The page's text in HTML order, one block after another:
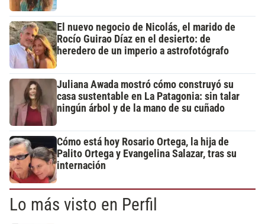
El nuevo negocio de Nicolás, el marido de
Rocío Guirao Díaz en el desierto: de
heredero de un imperio a astrofotógrafo
Juliana Awada mostró cómo construyó su
casa sustentable en La Patagonia: sin talar
ningún árbol y de la mano de su cuñado
Cómo está hoy Rosario Ortega, la hija de
Palito Ortega y Evangelina Salazar, tras su
internación
Lo más visto en Perfil